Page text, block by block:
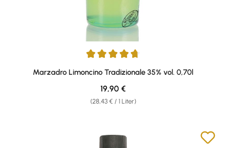
Durchschnittliche Bewertung von 4.75 von 5 Sternen
Marzadro Limoncino Tradizionale 35% vol. 0,70l
(28,43 € / 1 Liter)
Regulärer Preis:
19,90 €